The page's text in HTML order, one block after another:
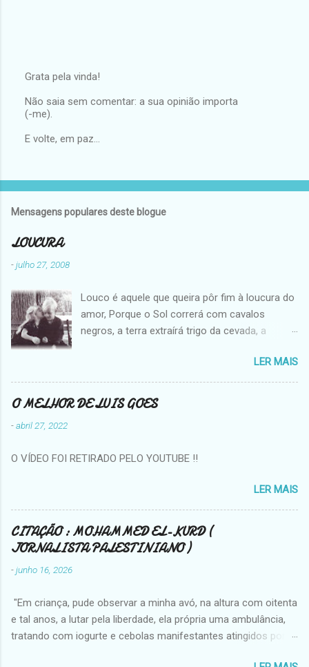
n
v
a
m
c
m
n
á
i
o
Grata pela vinda!
Não saia sem comentar: a sua opinião importa
(-me).
E volte, em paz...
Mensagens populares deste blogue
LOUCURA
-julho 27, 2008
Louco é aquele que queira pôr fim à loucura do
amor, Porque o Sol correrá com cavalos
negros, a terra extraírá trigo da cevada, a
que o coração conheça a moderação, os
peixes nadarão em rios secos. EZRA POUND
LER MAIS
O MELHOR DE LUIS GOES
-abril 27, 2022
O VÍDEO FOI RETIRADO PELO YOUTUBE !!
LER MAIS
CITAÇÃO : MOHAMMED EL-KURD (
JORNALISTA PALESTINIANO )
-junho 16, 2026
"Em criança, pude observar a minha avó, na altura com oitenta
e tal anos, a lutar pela liberdade, ela própria uma ambulância,
tratando com iogurte e cebolas manifestantes atingidos por